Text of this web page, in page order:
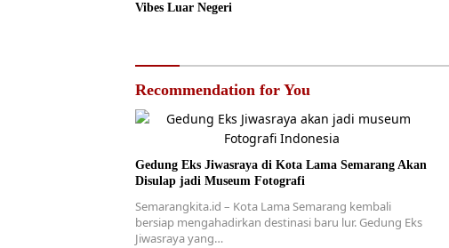
Vibes Luar Negeri
Recommendation for You
Gedung Eks Jiwasraya di Kota Lama Semarang Akan
Disulap jadi Museum Fotografi
Semarangkita.id – Kota Lama Semarang kembali
bersiap mengahadirkan destinasi baru lur. Gedung Eks
Jiwasraya yang…